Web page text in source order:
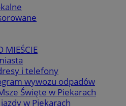
MIEŚCIE
i telefony
wywozu odpadów
Święte w Piekarach
jazdy w Piekarach